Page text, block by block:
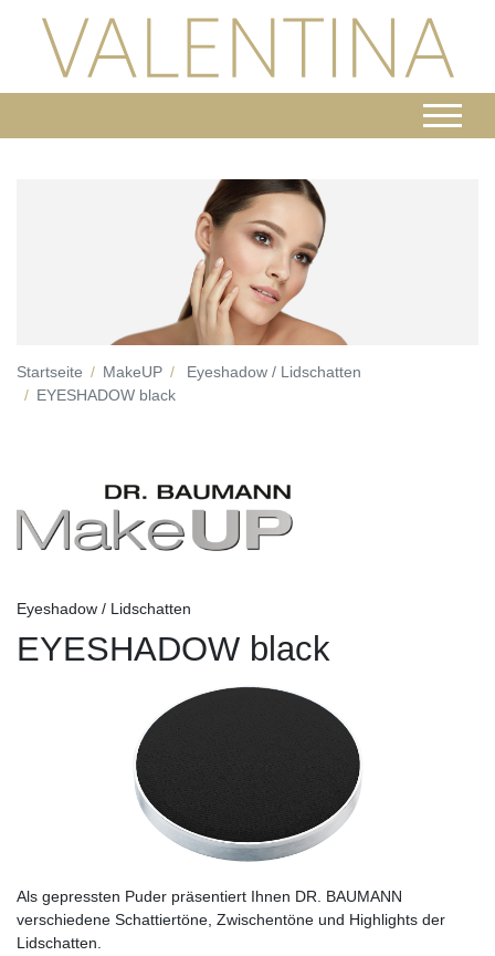
Startseite MakeUP
Eyeshadow / Lidschatten
EYESHADOW black
Eyeshadow / Lidschatten
EYESHADOW black
Als gepressten Puder präsentiert Ihnen DR. BAUMANN
verschiedene Schattiertöne, Zwischentöne und Highlights der
Lidschatten.